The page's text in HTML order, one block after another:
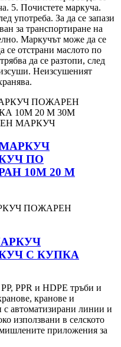
5. Почистете маркуча.
употреба. За да се запази
за транспортиране на
Маркучът може да се
се отстрани маслото по
да се разтопи, след
Неизсушеният
ПО
10M 20 M
С КУПКА
PPR и HDPE тръби и
кранове и
с автоматизирани линии и
използвани в селското
приложения за